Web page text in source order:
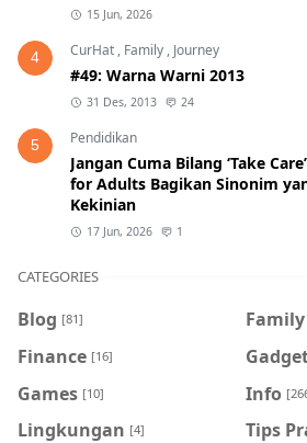
15 Jun, 2026
4 CurHat , Family , Journey
#49: Warna Warni 2013
31 Des, 2013 24
5 Pendidikan
Jangan Cuma Bilang ‘Take
for Adults Bagikan Sinonim
Kekinian
17 Jun, 2026 1
CATEGORIES
Blog [81] Family
Finance [16]
Games [10] Info
Lingkungan [4] Tips